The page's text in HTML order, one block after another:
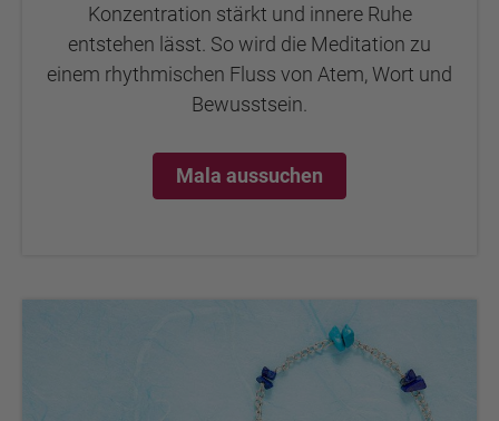
Konzentration stärkt und innere Ruhe
entstehen lässt. So wird die Meditation zu
einem rhythmischen Fluss von Atem, Wort und
Bewusstsein.
Mala aussuchen